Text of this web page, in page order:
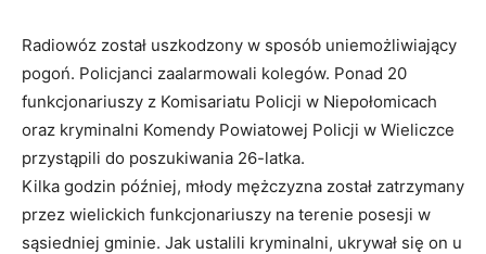
Radiowóz został uszkodzony w sposób uniemożliwiający
pogoń. Policjanci zaalarmowali kolegów. Ponad 20
funkcjonariuszy z Komisariatu Policji w Niepołomicach
oraz kryminalni Komendy Powiatowej Policji w Wieliczce
przystąpili do poszukiwania 26-latka.
Kilka godzin później, młody mężczyzna został zatrzymany
przez wielickich funkcjonariuszy na terenie posesji w
sąsiedniej gminie. Jak ustalili kryminalni, ukrywał się on u